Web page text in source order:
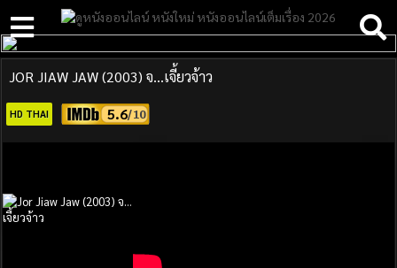
JOR JIAW JAW (2003) จ…เจี้ยวจ้าว
HD THAI 5.6